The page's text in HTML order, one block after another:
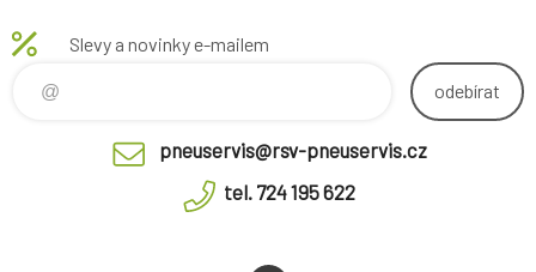
Slevy a novinky e-mailem
odebírat
pneuservis@rsv-pneuservis.cz
tel. 724 195 622